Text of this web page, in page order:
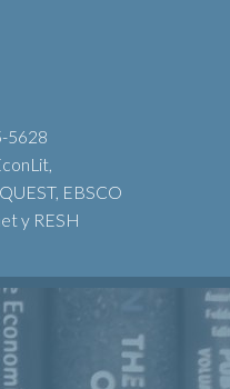
5628
EBSCO
y RESH